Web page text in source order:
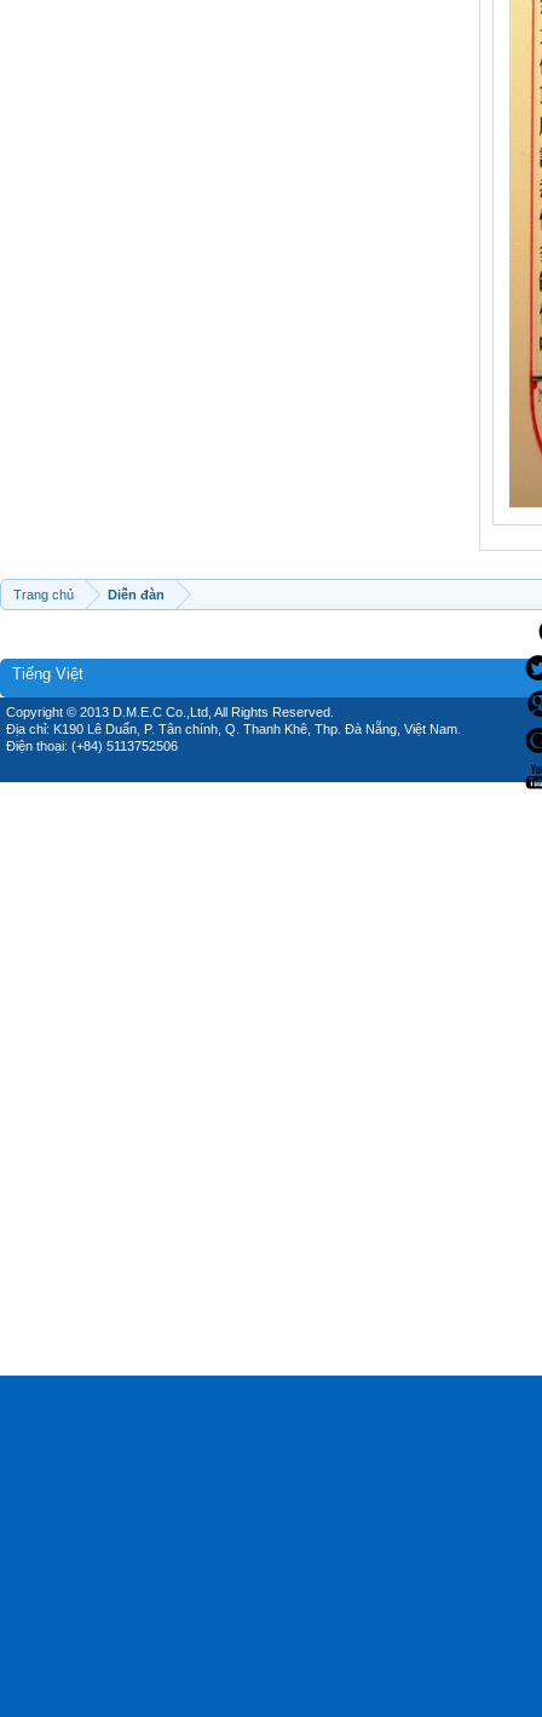
Trang chủ Diễn đàn
Tiếng Việt
Copyright © 2013 D.M.E.C Co.,Ltd, All Rights Reserved.
Địa chỉ: K190 Lê Duẩn, P. Tân chính, Q. Thanh Khê, Thp. Đà Nẵng, Việt Nam.
Điện thoại: (+84) 5113752506